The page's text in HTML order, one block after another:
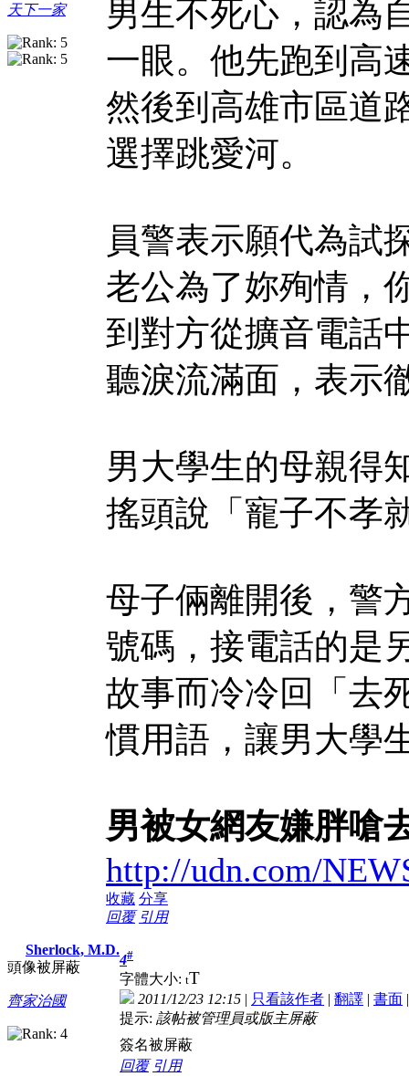
天下一家
男生不死心，認為
一眼。他先跑到高
然後到高雄市區道
選擇跳愛河。
員警表示願代為試
老公為了妳殉情，
到對方從擴音電話
聽淚流滿面，表示
男大學生的母親得
搖頭說「寵子不孝
母子倆離開後，警
號碼，接電話的是
故事而冷冷回「去
慣用語，讓男大學
男被女網友嫌胖嗆
http://udn.com/
收藏 分享
回覆 引用
Sherlock, M.D.
頭像被屏蔽
齊家治國
4#
字體大小: tT
2011/12/23 12:15 | 只看該作者 | 翻譯 | 書面
提示: 該帖被管理員或版主屏蔽
簽名被屏蔽
回覆 引用